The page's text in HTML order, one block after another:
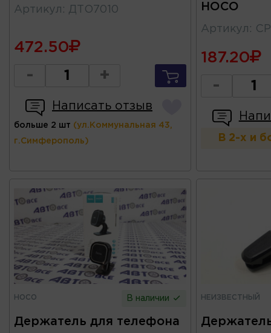
Артикул : ДТО7010
472.50
- +
Написать отзыв
больше 2 шт (ул.Коммунальная 43,
г.Симферополь)
HOCO
Артикул :
187.20
-
В 2-х и
HOCO В наличии
Держатель для телефона
НЕИЗВЕСТНЫЙ